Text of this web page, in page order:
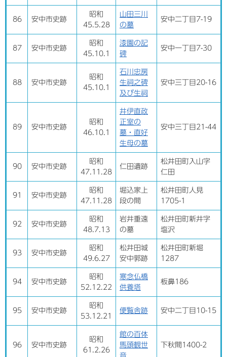
86 安中市史跡
昭和
45.5.28
山田三川
の墓
安中二丁目7-19
87 安中市史跡
昭和
45.10.1
漆園の記
碑
安中一丁目7-30
88 安中市史跡
昭和
45.10.1
石川忠房
生祠之碑
及び生祠
安中三丁目20-16
89 安中市史跡
昭和
46.10.1
井伊直政
正室の
墓・直好
生母の墓
安中三丁目21-44
90 安中市史跡
昭和
47.11.28
仁田遺跡
松井田町入山字
仁田
91 安中市史跡
昭和
47.11.28
堀込家上
段の間
松井田町人見
1705-1
92 安中市史跡
昭和
48.7.13
岩井重遠
の墓
松井田町新井字
塩沢
93 安中市史跡
昭和
49.6.27
松井田城
安中郭跡
松井田町新堀
1287
94 安中市史跡
昭和
52.12.22
寒念仏橋
供養塔
板鼻186
95 安中市史跡
昭和
53.12.21
便覧舎跡 安中二丁目10-15
96 安中市史跡
昭和
61.2.26
館の百体
馬頭観世
音
下秋間1400-2